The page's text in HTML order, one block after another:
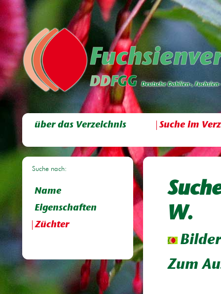
über das Verzeichnis Suche im
Suche nach:
Name
Eigenschaften
Züchter
W.
Zum